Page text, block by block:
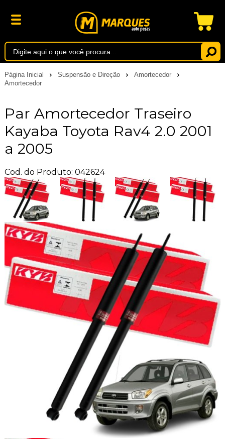
Página Inicial Suspensão e Direção
Amortecedor
Amortecedor
Par Amortecedor Traseiro
Kayaba Toyota Rav4 2.0 2001
a 2005
Cod. do Produto: 042624